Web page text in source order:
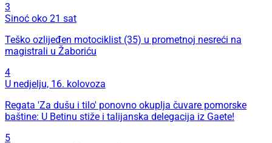
3
Sinoć oko 21 sat
Teško ozlijeđen motociklist (35) u prometnoj nesreći na
magistrali u Žaboriću
4
U nedjelju, 16. kolovoza
Regata 'Za dušu i tilo' ponovno okuplja čuvare pomorske
baštine: U Betinu stiže i talijanska delegacija iz Gaete!
5